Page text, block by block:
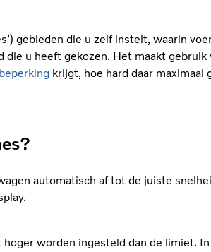
gebieden die u zelf instelt, waarin
die u heeft gekozen. Het maakt
krijgt, hoe hard daar maximaal
automatisch af tot de juiste
worden ingesteld dan de limiet.